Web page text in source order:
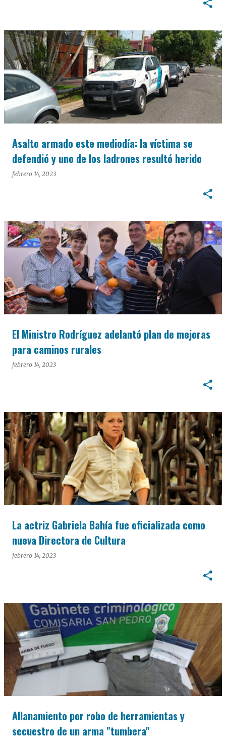
Asalto armado este mediodía: la víctima se
defendió y uno de los ladrones resultó herido
febrero 14, 2023
El Ministro Rodríguez adelantó plan de mejoras
para caminos rurales
febrero 14, 2023
La actriz Gabriela Bahía fue oficializada como
nueva Directora de Cultura
febrero 14, 2023
Allanamiento por robo de herramientas y
secuestro de un arma "tumbera"